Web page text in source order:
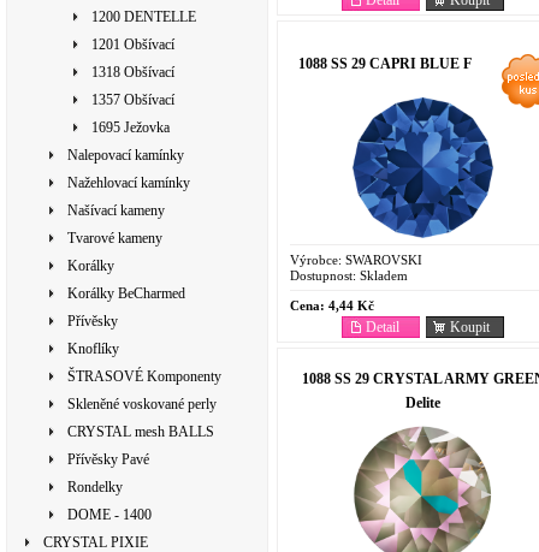
1200 DENTELLE
1201 Obšívací
1318 Obšívací
1357 Obšívací
1695 Ježovka
Nalepovací kamínky
Nažehlovací kamínky
Našívací kameny
Tvarové kameny
Korálky
Korálky BeCharmed
Přívěsky
Knoflíky
ŠTRASOVÉ Komponenty
Skleněné voskované perly
CRYSTAL mesh BALLS
Přívěsky Pavé
Rondelky
DOME - 1400
CRYSTAL PIXIE
1088 SS 29 CAPRI BLUE F
Výrobce: SWAROVSKI
Dostupnost: Skladem
Cena: 4,44 Kč
Koupit
Detail
1088 SS 29 CRYSTAL ARMY
Delite